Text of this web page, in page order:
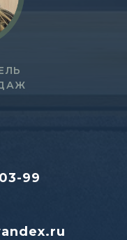
99